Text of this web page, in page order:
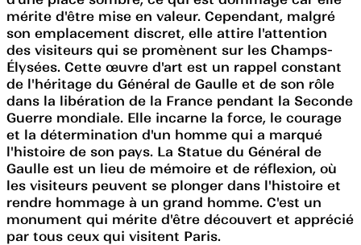
mérite d'être mise en valeur. Cependant, malgré
son emplacement discret, elle attire l'attention
des visiteurs qui se promènent sur les Champs-
Élysées. Cette œuvre d'art est un rappel constant
de l'héritage du Général de Gaulle et de son rôle
dans la libération de la France pendant la Seconde
Guerre mondiale. Elle incarne la force, le courage
et la détermination d'un homme qui a marqué
l'histoire de son pays. La Statue du Général de
Gaulle est un lieu de mémoire et de réflexion, où
les visiteurs peuvent se plonger dans l'histoire et
rendre hommage à un grand homme. C'est un
monument qui mérite d'être découvert et apprécié
par tous ceux qui visitent Paris.